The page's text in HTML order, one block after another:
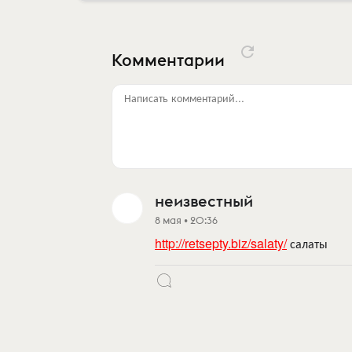
Комментарии
Написать комментарий...
неизвестный
8 мая • 20:36
http://retsepty.biz/salaty/салаты